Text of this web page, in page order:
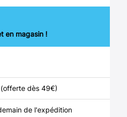
en magasin !
dès 49€)
de l'expédition